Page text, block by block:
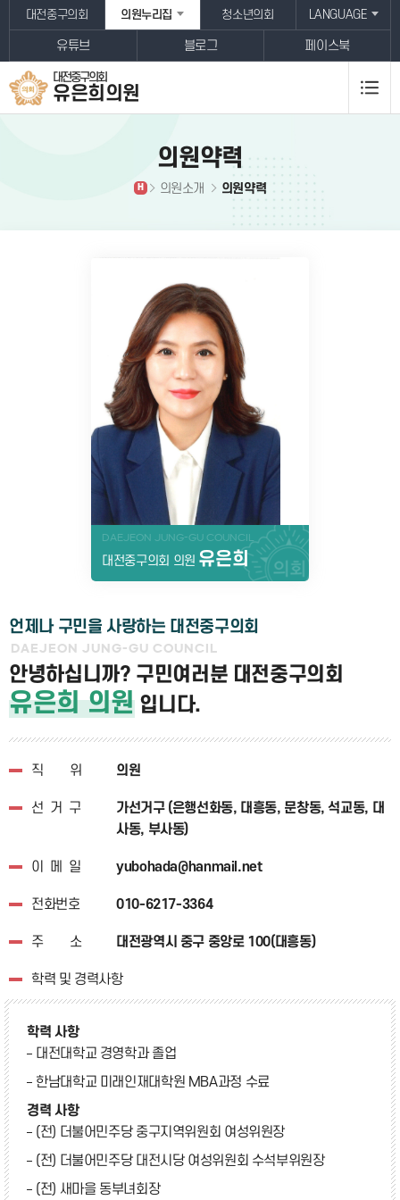
본문바로가기
대전중구의회 의원누리집 청소년의회 LANGUAGE
유튜브 블로그 페이스북
대전중구의회
유은희 의원
의원약력
H 의원소개 의원약력
DAEJEON JUNG-GU COUNCIL
대전중구의회 의원 유은희
언제나 구민을 사랑하는 대전중구의회
DAEJEON JUNG-GU COUNCIL
안녕하십니까? 구민여러분 대전중구의회
유은희 의원입니다.
직위 의원
선거구
가선거구 (은행선화동, 대흥동, 문창동, 석교동, 대
사동, 부사동)
이메일 yubohada@hanmail.net
전화번호 010-6217-3364
주소 대전광역시 중구 중앙로 100(대흥동)
학력 및 경력사항
학력 사항
대전대학교 경영학과 졸업
한남대학교 미래인재대학원 MBA과정 수료
경력 사항
(전) 더불어민주당 중구지역위원회 여성위원장
(전) 더불어민주당 대전시당 여성위원회 수석부위원장
(전) 새마을 동부녀회장